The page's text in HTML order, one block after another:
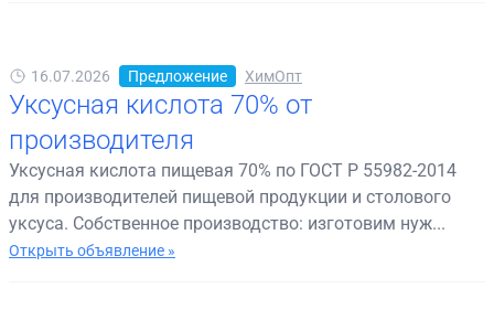
16.07.2026 Предложение ХимОпт
Уксусная кислота 70% от
производителя
Уксусная кислота пищевая 70% по ГОСТ Р 55982-2014
для производителей пищевой продукции и столового
уксуса. Собственное производство: изготовим нуж...
Открыть объявление »